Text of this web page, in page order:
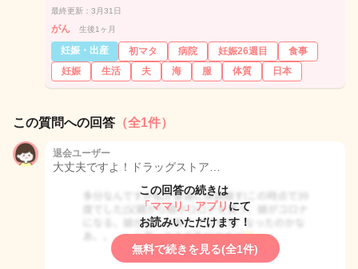
最終更新：3月31日
がん 生後1ヶ月
妊娠・出産 初マタ 病院 妊娠26週目
食事
妊娠
生活 夫 海 服 体質 日本
この質問への回答 （全1件）
退会ユーザー
大丈夫ですよ！ドラッグストア…
この回答の続きは
「ママリ」アプリ にて
お読みいただけます！
無料で続きを見る(全1件)